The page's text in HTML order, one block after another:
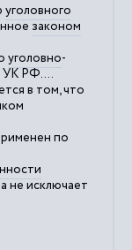
уголовного
законом
уголовно-
УК РФ....
в том, что
по
не исключает